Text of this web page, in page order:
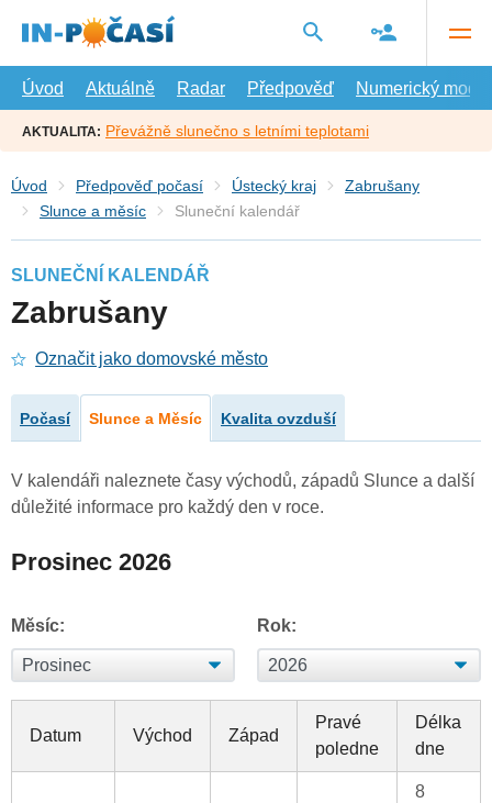
hlavní
Úvod
Aktuálně Radar Předpověď Numerický model
AKTUALITA: Převážně slunečno s letními teplotami
Úvod Předpověď počasí Ústecký kraj
Zabrušany
Slunce a měsíc
Sluneční kalendář
SLUNEČNÍ KALENDÁŘ
Zabrušany
Označit jako domovské město
Počasí Slunce a Měsíc Kvalita ovzduší
V kalendáři naleznete časy východů, západů Slunce a další
důležité informace pro každý den v roce.
Prosinec 2026
Měsíc: Rok:
Datum Východ Západ
Pravé
poledne
Délka
dne
8